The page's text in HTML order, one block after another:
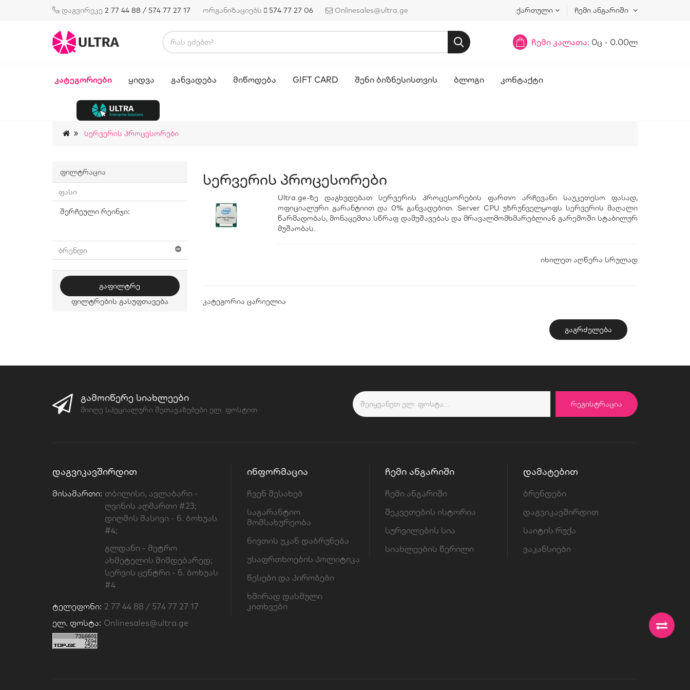
დაგვირეკე 2 77 44 88 / 574 77 27 17 ორგანიზაციებს 574 77 27 06 Onlinesales@ultra.ge ქართული ჩემი ანგარიში
ჩემი კალათა: 0ც - 0.00ლ
ᲙᲐᲢᲔᲒᲝᲠᲘᲔᲑᲘ ᲧᲘᲓᲕᲐ ᲒᲐᲜᲕᲐᲓᲔᲑᲐ ᲛᲘᲬᲝᲓᲔᲑᲐ GIFT CARD ᲨᲔᲜᲘ ᲑᲘᲖᲜᲔᲡᲘᲡᲗᲕᲘᲡ ᲑᲚᲝᲒᲘ ᲙᲝᲜᲢᲐᲥᲢᲘ
Სერვერის Პროცესორები
ფილტრაცია
ფასი
შერჩეული რეინჯი:
ბრენდი
ᲒᲐᲤᲘᲚᲢᲠᲔ
ფილტრების გასუფთავება
Სერვერის Პროცესორები
Ultra.ge-ზე დაგხვდებათ სერვერის პროცესორების ფართო არჩევანი საუკეთესო ფასად,
ოფიციალური გარანტიით და 0% განვადებით. Server CPU უზრუნველყოფს სერვერის მაღალი
წარმადობას, მონაცემთა სწრაფ დამუშავებას და მრავალმომხმარებლიან გარემოში სტაბილურ
მუშაობას.
იხილეთ აღწერა სრულად
კატეგორია ცარიელია
ᲒᲐᲒᲠᲫᲔᲚᲔᲑᲐ
ᲒᲐᲛᲝᲘᲬᲔᲠᲔ ᲡᲘᲐᲮᲚᲔᲔᲑᲘ
მიიღე სპეციალური შეთავაზებები ელ. ფოსტით
ᲠᲔᲒᲘᲡᲢᲠᲐᲪᲘᲐ
ᲓᲐᲒᲕᲘᲙᲐᲕᲨᲘᲠᲓᲘᲗ
Მისამართი: თბილისი, ავლაბარი -
ღვინის აღმართი #23;
დიღმის მასივი - ნ. ბოხუას
#4;
გლდანი - მეტრო
ახმეტელის მიმდებარედ;
სერვის ცენტრი - ნ. ბოხუას
#4
Ტელეფონი: 2 77 44 88 / 574 77 27 17
Ელ. Ფოსტა: Onlinesales@ultra.ge
ᲘᲜᲤᲝᲠᲛᲐᲪᲘᲐ
ჩვენ შესახებ
საგარანტიო
მომსახურეობა
ნივთის უკან დაბრუნება
უსაფრთხოების პოლიტიკა
წესები და პირობები
ხშირად დასმული
კითხვები
ᲩᲔᲛᲘ ᲐᲜᲒᲐᲠᲘᲨᲘ
ჩემი ანგარიში
შეკვეთების ისტორია
სურვილების სია
სიახლეების წერილი
ᲓᲐᲛᲐᲢᲔᲑᲘᲗ
ბრენდები
დაგვიკავშირდით
საიტის რუქა
ვაკანსიები